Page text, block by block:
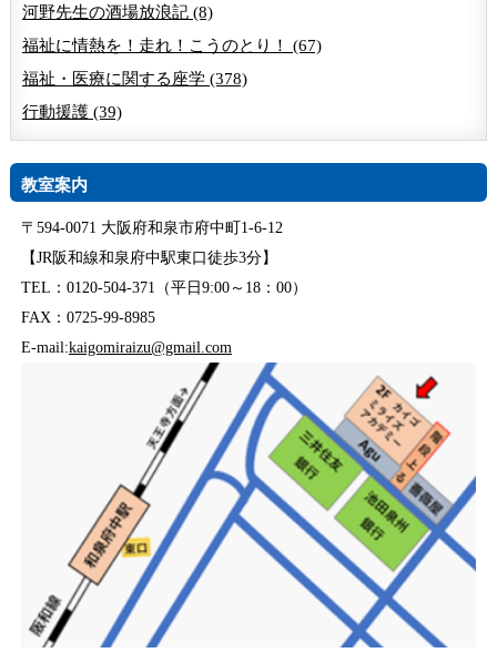
河野先生の酒場放浪記 (8)
福祉に情熱を！走れ！こうのとり！ (67)
福祉・医療に関する座学 (378)
行動援護 (39)
教室案内
〒594-0071 大阪府和泉市府中町1-6-12
【JR阪和線和泉府中駅東口徒歩3分】
TEL：0120-504-371（平日9:00～18：00）
FAX：0725-99-8985
E-mail:kaigomiraizu@gmail.com